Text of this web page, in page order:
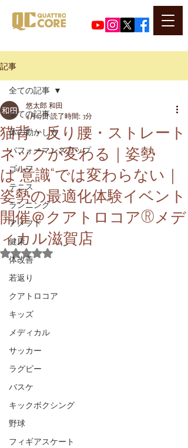
記事
全ての記事
体の動かし方
パフォーマンスアップ
ゴルフ
テニス
ランニング
アメフト
健康
体改善
若返り
クアトロコア
キッズ
メディカル
サッカー
ラグビー
バスケ
キックボクシング
野球
フィギアスケート
全ての記事
猫背・反り腰・ストレート
ネックが変わる｜姿勢
は“意識“では変わらない｜
姿勢の最適化体験イベント
開催＠クアトロコア®︎メデ
ィカル滋賀店
悠太郎 和田
4月17日読了時間: 3分
5つ星のうちNaNと評価されています。